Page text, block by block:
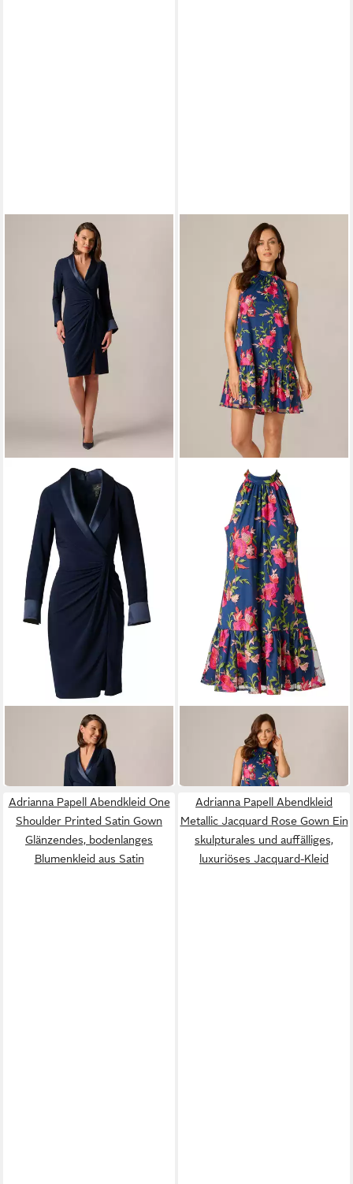
ADRIANNA PAPELL
Midikleid Combo Shawl
Collar Midi Dress Elegantes,
raffiniertes knielanges
Smokingkleid
ADRIANNA PAPELL
Etuikleid Embroidered Short
Dress Verspieltes, leichtes
und lässiges Trapezkleid
199,00 €
Adrianna Papell Abendkleid One
Shoulder Printed Satin Gown
Glänzendes, bodenlanges
Blumenkleid aus Satin
Adrianna Papell Abendkleid
Metallic Jacquard Rose Gown Ein
skulpturales und auffälliges,
luxuriöses Jacquard-Kleid